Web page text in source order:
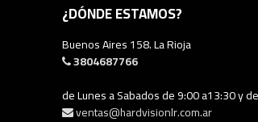
¿DÓNDE ESTAMOS?
Buenos Aires 158. La Rioja
3804687766
de Lunes a Sabados de 9:00 a13:30 y
ventas@hardvisionlr.com.ar